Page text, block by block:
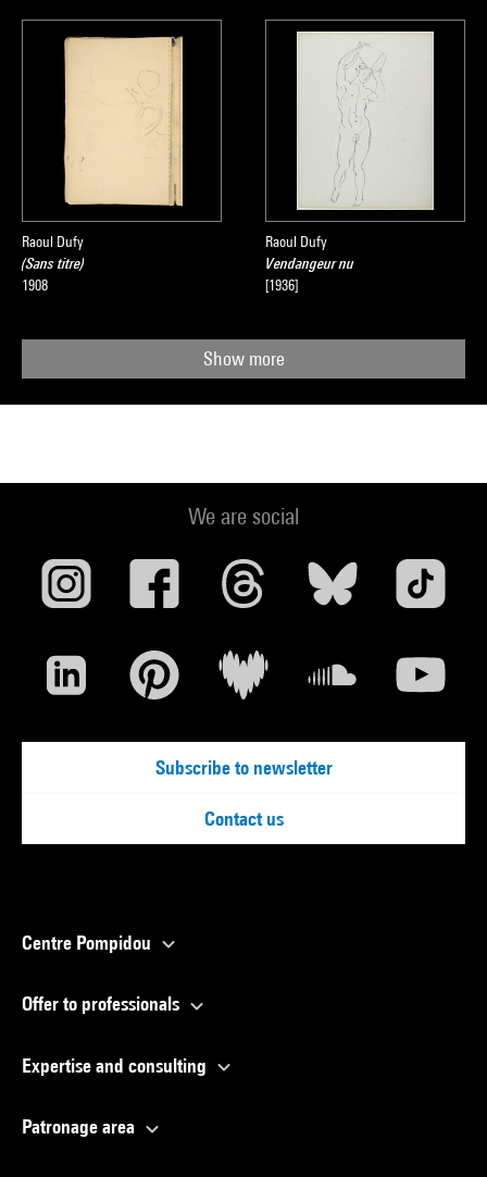
Raoul Dufy
(Sans titre)
1908
Raoul Dufy
Vendangeur nu
[1936]
Show more
We are social
Subscribe to newsletter
Contact us
Centre Pompidou
Offer to professionals
Expertise and consulting
Patronage area